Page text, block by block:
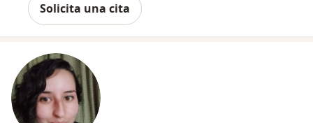
Solicita una cita